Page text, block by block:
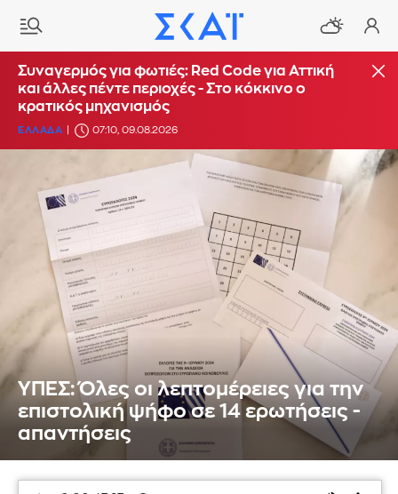
Συναγερμός για φωτιές: Red Code για Αττική
και άλλες πέντε περιοχές - Στο κόκκινο ο
κρατικός μηχανισμός
ΕΛΛΑΔΑ 07:10, 09.08.2026
ΥΠΕΣ: Όλες οι λεπτομέρειες για την
επιστολική ψήφο σε 14 ερωτήσεις -
απαντήσεις